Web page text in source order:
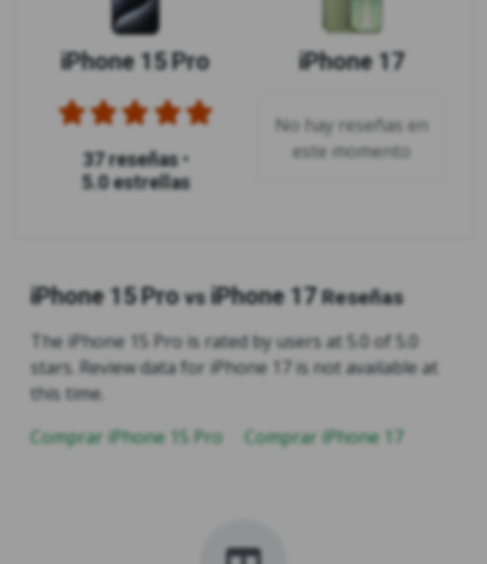
iPhone 15 Pro
37 reseñas •
5.0 estrellas
iPhone 17
No hay reseñas en
este momento
iPhone 15 Pro vs iPhone 17 Reseñas
The iPhone 15 Pro is rated by users at 5.0 of 5.0
stars. Review data for iPhone 17 is not available at
this time.
Comprar iPhone 15 Pro
Comprar iPhone 17